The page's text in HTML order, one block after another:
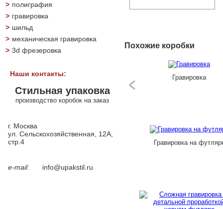
> полиграфия
> гравировка
> шильд
> механическая гравировка
> 3d фрезеровка
Наши контакты:
Стильная упаковка
производство коробок на заказ
г. Москва
ул. Сельскохозяйственная, 12А,
стр.4
e-mail: info@upakstil.ru
Похожие коробки
Гравировка
Гравировка на